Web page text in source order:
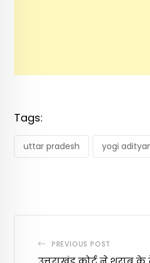
Tags:
uttar pradesh yogi
PREVIOUS POST